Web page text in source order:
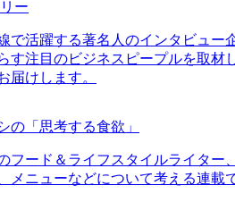
ー
で活躍する著名人のインタビュ
す注目のビジネスピープルを取
届けします。
の「思考する食欲」
フード＆ライフスタイルライタ
メニューなどについて考える連載